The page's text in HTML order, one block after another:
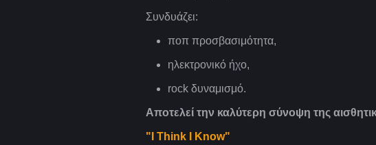
Συνδυάζει:
ποπ προσβασιμότητα,
ηλεκτρονικό ήχο,
rock δυναμισμό.
Αποτελεί την καλύτερη σύνοψη της
"I Think I Know"